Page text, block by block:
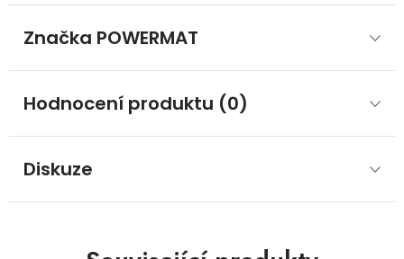
Značka POWERMAT
Hodnocení produktu (0)
Diskuze